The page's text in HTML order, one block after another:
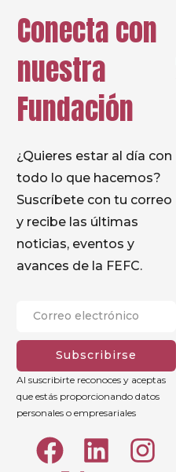
Conecta con
nuestra
Fundación
¿Quieres estar al día con
todo lo que hacemos?
Suscríbete con tu correo
y recibe las últimas
noticias, eventos y
avances de la FEFC.
Subscribirse
Al suscribirte reconoces y aceptas
que estás proporcionando datos
personales o empresariales